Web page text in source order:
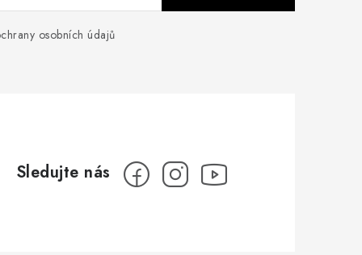
osobních údajů